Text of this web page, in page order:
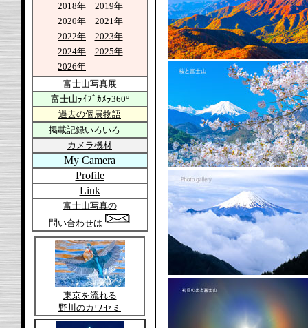
2018年
2019年
2020年
2021年
2022年
2023年
2024年
2025年
2026年
富士山写真展
富士山ﾗｲﾌﾞｶﾒﾗ360°
過去の個展物語
掲載記録いろいろ
カメラ機材
My Camera
Profile
Link
富士山写真の
問い合わせは
東京を流れる
野川のカワセミ